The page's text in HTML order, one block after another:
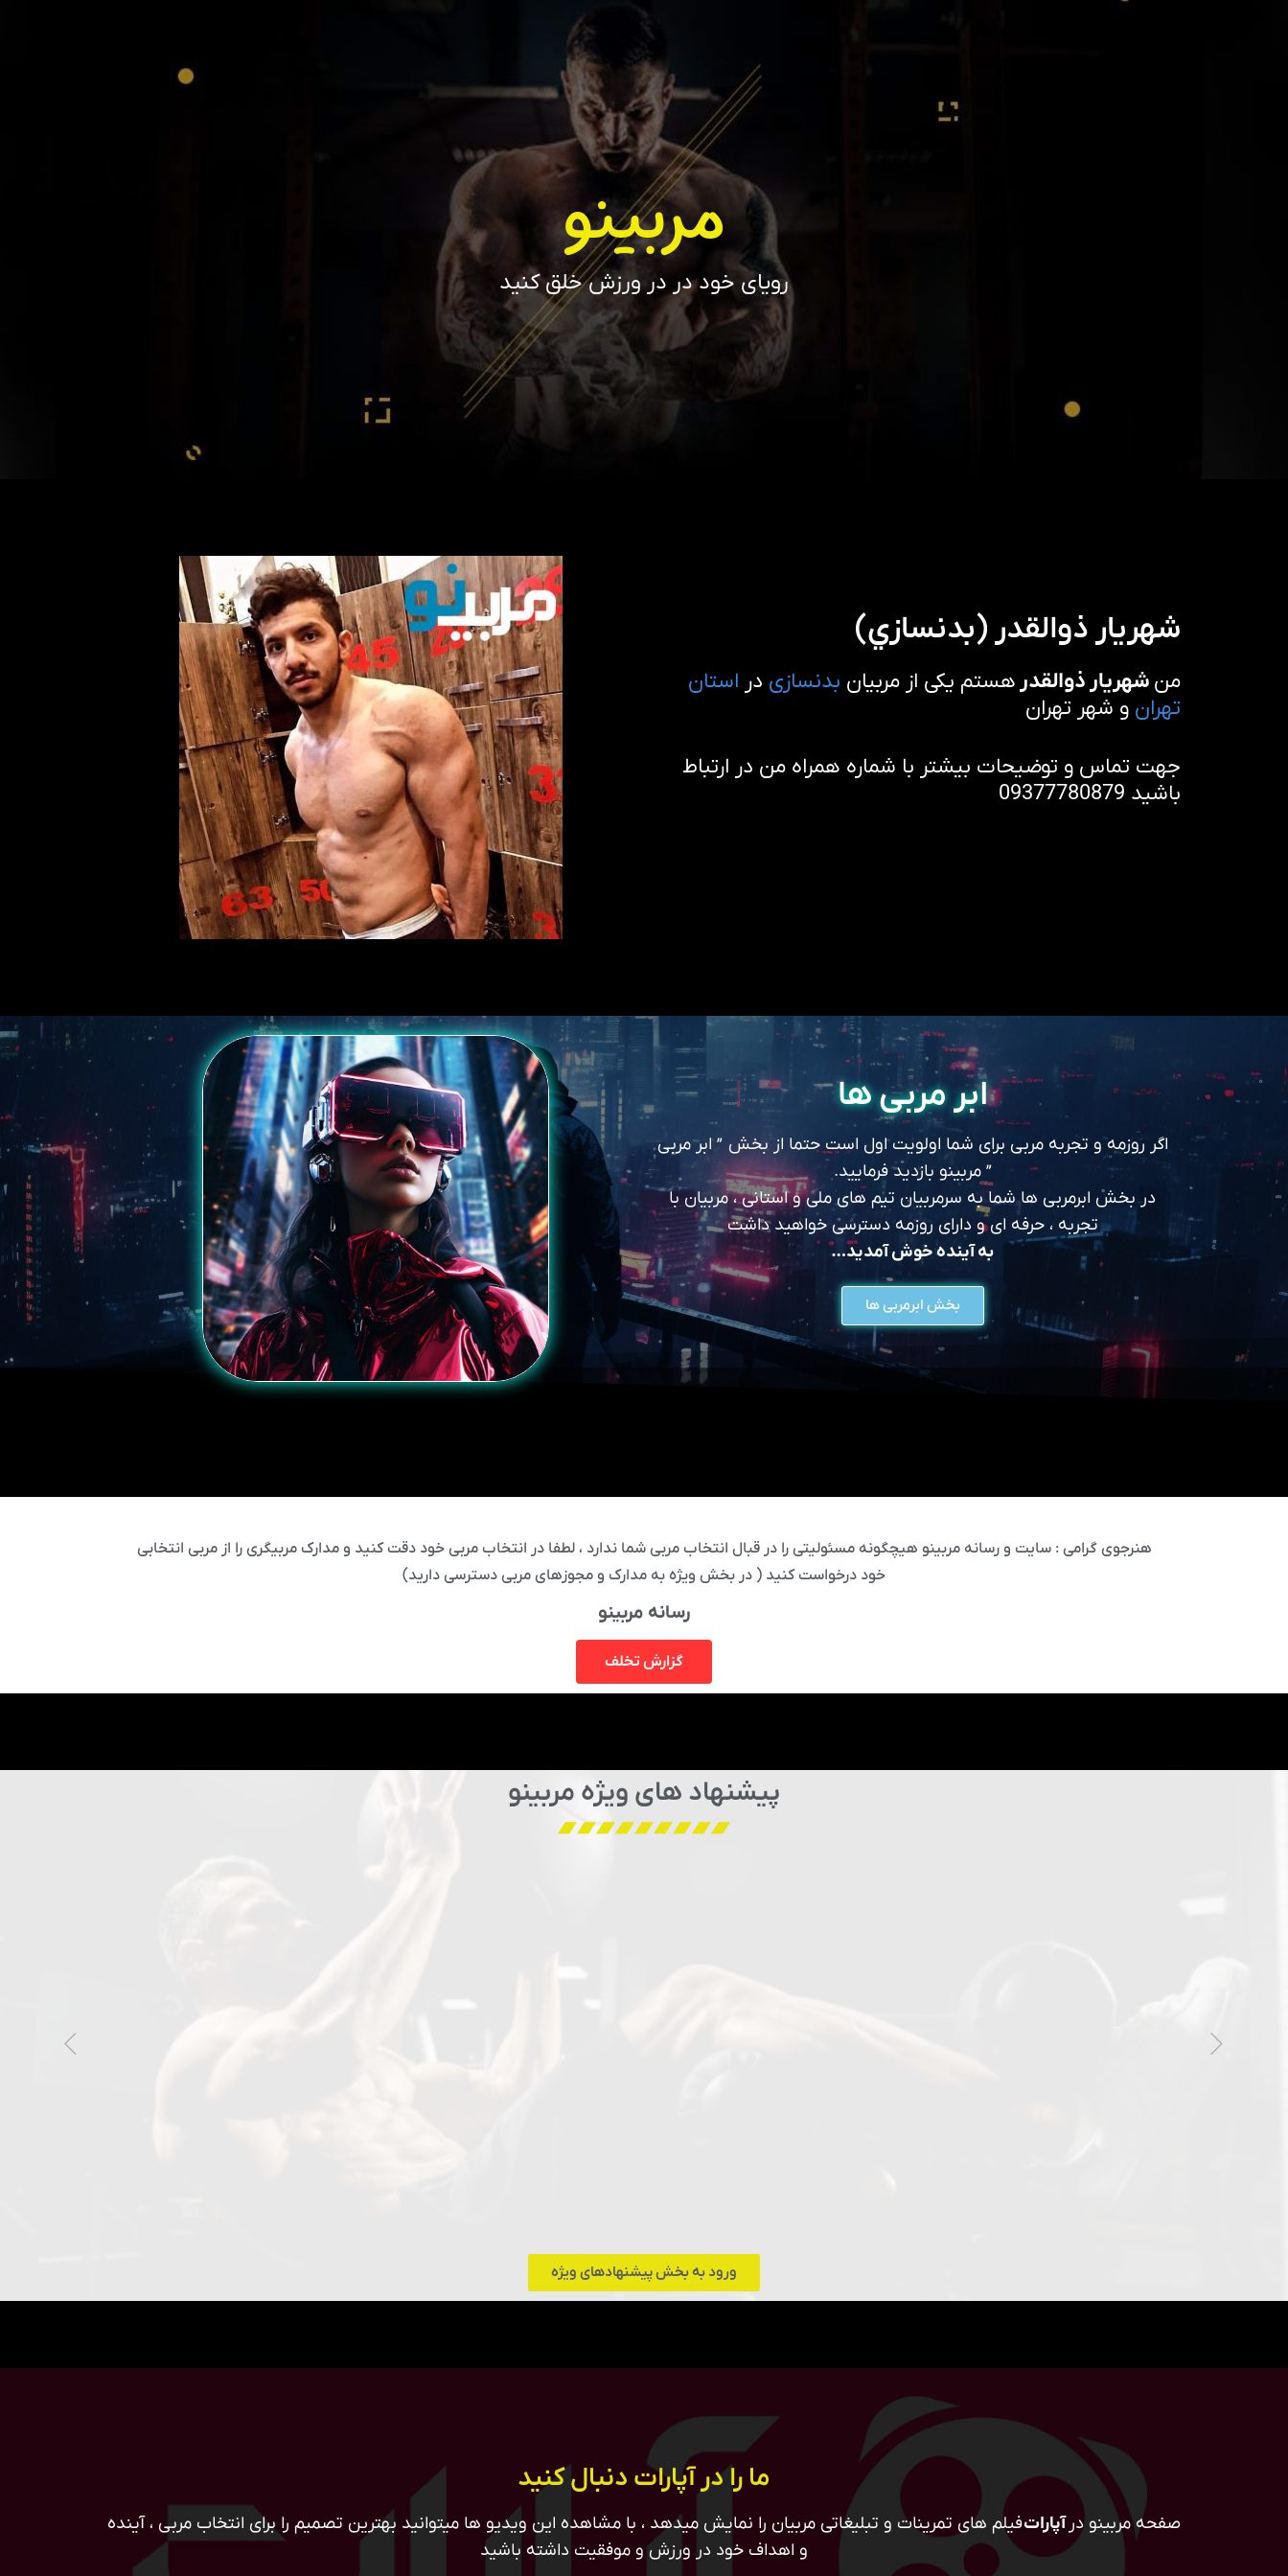
مربینو
رویای خود در در ورزش خلق کنید
شهريار ذوالقدر (بدنسازي)
من شهريار ذوالقدرهستم یکی از مربیان بدنسازى در استان
تهران و شهر تهران
جهت تماس و توضیحات بیشتر با شماره همراه من در ارتباط
باشید 09377780879
ابر مربی ها
اگر روزمه و تجربه مربی برای شما اولویت اول است حتما از بخش ” ابر مربی
” مربینو بازدید فرمایید.
در بخش ابرمربی ها شما به سرمربیان تیم های ملی و استانی ، مربیان با
تجربه ، حرفه ای و دارای روزمه دسترسی خواهید داشت
به آینده خوش آمدید…
بخش ابرمربی ها
هنرجوی گرامی : سایت و رسانه مربینو هیچگونه مسئولیتی را در قبال انتخاب مربی شما ندارد ، لطفا در انتخاب مربی خود دقت کنید و مدارک مربیگری را از مربی انتخابی
خود درخواست کنید ( در بخش ویژه به مدارک و مجوزهای مربی دسترسی دارید)
رسانه مربینو
گزارش تخلف
پیشنهاد های ویژه مربینو
ورود به بخش پیشنهادهای ویژه
ما را در آپارات دنبال کنید
صفحه مربینو در آپاراتفیلم های تمرینات و تبلیغاتی مربیان را نمایش میدهد ، با مشاهده این ویدیو ها میتوانید بهترین تصمیم را برای انتخاب مربی ، آینده
و اهداف خود در ورزش و موفقیت داشته باشید